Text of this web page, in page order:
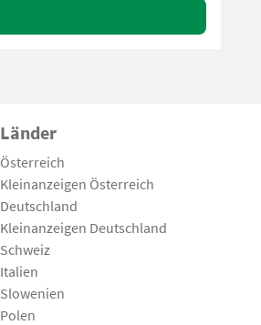
Länder
Österreich
Kleinanzeigen Österreich
Deutschland
Kleinanzeigen Deutschland
Schweiz
Italien
Slowenien
Polen